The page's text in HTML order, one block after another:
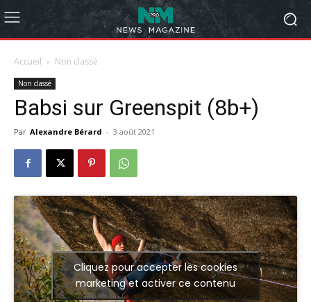
Accueil Non classé
Non classé
Babsi sur Greenspit (8b+)
Par Alexandre Bérard - 3 août 2021
Cliquez pour accepter les cookies
marketing et activer ce contenu